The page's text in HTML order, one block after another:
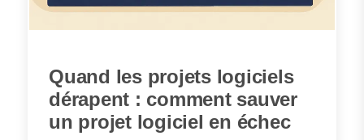
Quand les projets logiciels
dérapent : comment sauver
un projet logiciel en échec